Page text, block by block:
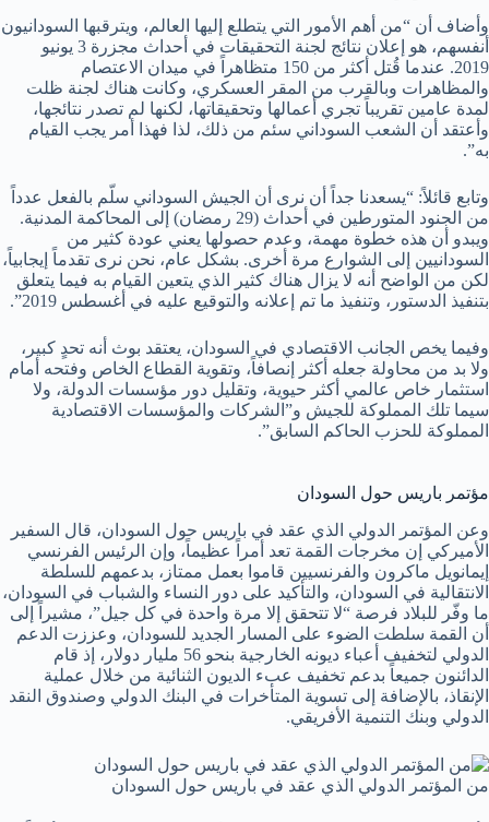
وأضاف أن “من أهم الأمور التي يتطلع إليها العالم، ويترقبها السودانيون
أنفسهم، هو إعلان نتائج لجنة التحقيقات في أحداث مجزرة 3 يونيو
2019. عندما قُتل أكثر من 150 متظاهراً في ميدان الاعتصام
والمظاهرات وبالقرب من المقر العسكري، وكانت هناك لجنة ظلت
لمدة عامين تقريباً تجري أعمالها وتحقيقاتها، لكنها لم تصدر نتائجها،
وأعتقد أن الشعب السوداني سئم من ذلك، لذا فهذا أمر يجب القيام
به”.
وتابع قائلاً: “يسعدنا جداً أن نرى أن الجيش السوداني سلّم بالفعل عدداً
من الجنود المتورطين في أحداث (29 رمضان) إلى المحاكمة المدنية.
ويبدو أن هذه خطوة مهمة، وعدم حصولها يعني عودة كثير من
السودانيين إلى الشوارع مرة أخرى. بشكل عام، نحن نرى تقدماً إيجابياً،
لكن من الواضح أنه لا يزال هناك كثير الذي يتعين القيام به فيما يتعلق
بتنفيذ الدستور، وتنفيذ ما تم إعلانه والتوقيع عليه في أغسطس 2019”.
وفيما يخص الجانب الاقتصادي في السودان، يعتقد بوث أنه تحدٍ كبير،
ولا بد من محاولة جعله أكثر إنصافاً، وتقوية القطاع الخاص وفتحه أمام
استثمار خاص عالمي أكثر حيوية، وتقليل دور مؤسسات الدولة، ولا
سيما تلك المملوكة للجيش و”الشركات والمؤسسات الاقتصادية
المملوكة للحزب الحاكم السابق”.
مؤتمر باريس حول السودان
وعن المؤتمر الدولي الذي عقد في باريس حول السودان، قال السفير
الأميركي إن مخرجات القمة تعد أمراً عظيماً، وإن الرئيس الفرنسي
إيمانويل ماكرون والفرنسيين قاموا بعمل ممتاز، بدعمهم للسلطة
الانتقالية في السودان، والتأكيد على دور النساء والشباب في السودان،
ما وفّر للبلاد فرصة “لا تتحقق إلا مرة واحدة في كل جيل”، مشيراً إلى
أن القمة سلطت الضوء على المسار الجديد للسودان، وعززت الدعم
الدولي لتخفيف أعباء ديونه الخارجية بنحو 56 مليار دولار، إذ قام
الدائنون جميعاً بدعم تخفيف عبء الديون الثنائية من خلال عملية
الإنقاذ، بالإضافة إلى تسوية المتأخرات في البنك الدولي وصندوق النقد
الدولي وبنك التنمية الأفريقي.
من المؤتمر الدولي الذي عقد في باريس حول السودان